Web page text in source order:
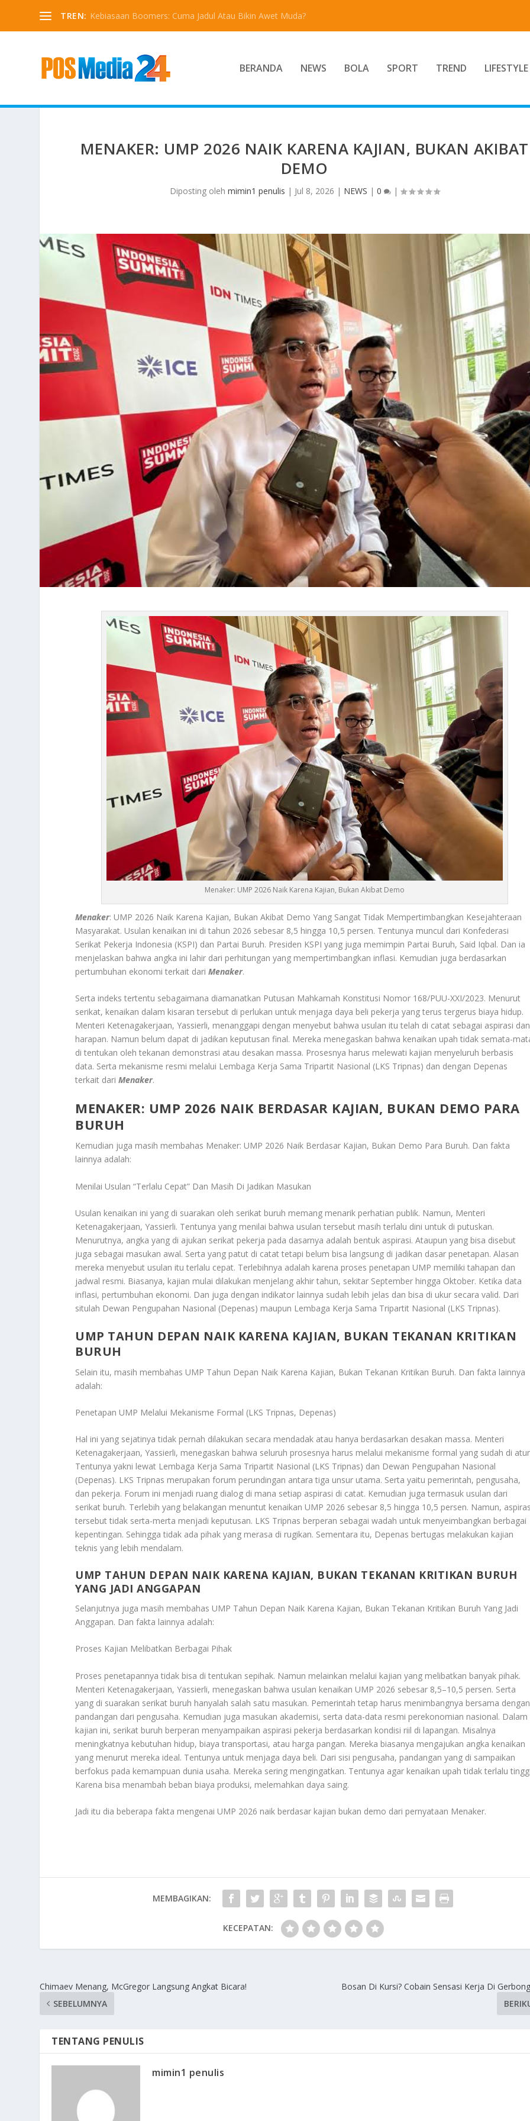
TREN: Kebiasaan Boomers: Cuma Jadul Atau Bikin Awet Muda?
BERANDA NEWS BOLA SPORT TREND LIFESTYLE
MENAKER: UMP 2026 NAIK KARENA KAJIAN, BUKAN AKIBAT
DEMO
Diposting oleh mimin1 penulis | Jul 8, 2026 | NEWS | 0 |
Menaker: UMP 2026 Naik Karena Kajian, Bukan Akibat Demo
Menaker: UMP 2026 Naik Karena Kajian, Bukan Akibat Demo Yang Sangat Tidak Mempertimbangkan Kesejahteraan
Masyarakat. Usulan kenaikan ini di tahun 2026 sebesar 8,5 hingga 10,5 persen. Tentunya muncul dari Konfederasi
Serikat Pekerja Indonesia (KSPI) dan Partai Buruh. Presiden KSPI yang juga memimpin Partai Buruh, Said Iqbal. Dan ia
menjelaskan bahwa angka ini lahir dari perhitungan yang mempertimbangkan inflasi. Kemudian juga berdasarkan
pertumbuhan ekonomi terkait dariMenaker.
Serta indeks tertentu sebagaimana diamanatkan Putusan Mahkamah Konstitusi Nomor 168/PUU-XXI/2023. Menurut
serikat, kenaikan dalam kisaran tersebut di perlukan untuk menjaga daya beli pekerja yang terus tergerus biaya hidup.
Menteri Ketenagakerjaan, Yassierli, menanggapi dengan menyebut bahwa usulan itu telah di catat sebagai aspirasi dan
harapan. Namun belum dapat di jadikan keputusan final. Mereka menegaskan bahwa kenaikan upah tidak semata-
di tentukan oleh tekanan demonstrasi atau desakan massa. Prosesnya harus melewati kajian menyeluruh berbasis
data. Serta mekanisme resmi melalui Lembaga Kerja Sama Tripartit Nasional (LKS Tripnas) dan dengan Depenas
terkait dariMenaker.
MENAKER: UMP 2026 NAIK BERDASAR KAJIAN, BUKAN DEMO PARA
BURUH
Kemudian juga masih membahas Menaker: UMP 2026 Naik Berdasar Kajian, Bukan Demo Para Buruh. Dan fakta
lainnya adalah:
Menilai Usulan “Terlalu Cepat” Dan Masih Di Jadikan Masukan
Usulan kenaikan ini yang di suarakan oleh serikat buruh memang menarik perhatian publik. Namun, Menteri
Ketenagakerjaan, Yassierli. Tentunya yang menilai bahwa usulan tersebut masih terlalu dini untuk di putuskan.
Menurutnya, angka yang di ajukan serikat pekerja pada dasarnya adalah bentuk aspirasi. Ataupun yang bisa disebut
juga sebagai masukan awal. Serta yang patut di catat tetapi belum bisa langsung di jadikan dasar penetapan. Alasan
mereka menyebut usulan itu terlalu cepat. Terlebihnya adalah karena proses penetapan UMP memiliki tahapan dan
jadwal resmi. Biasanya, kajian mulai dilakukan menjelang akhir tahun, sekitar September hingga Oktober. Ketika data
inflasi, pertumbuhan ekonomi. Dan juga dengan indikator lainnya sudah lebih jelas dan bisa di ukur secara valid. Dari
situlah Dewan Pengupahan Nasional (Depenas) maupun Lembaga Kerja Sama Tripartit Nasional (LKS Tripnas).
UMP TAHUN DEPAN NAIK KARENA KAJIAN, BUKAN TEKANAN KRITIKAN
BURUH
Selain itu, masih membahas UMP Tahun Depan Naik Karena Kajian, Bukan Tekanan Kritikan Buruh. Dan fakta lainnya
adalah:
Penetapan UMP Melalui Mekanisme Formal (LKS Tripnas, Depenas)
Hal ini yang sejatinya tidak pernah dilakukan secara mendadak atau hanya berdasarkan desakan massa. Menteri
Ketenagakerjaan, Yassierli, menegaskan bahwa seluruh prosesnya harus melalui mekanisme formal yang sudah di
Tentunya yakni lewat Lembaga Kerja Sama Tripartit Nasional (LKS Tripnas) dan Dewan Pengupahan Nasional
(Depenas). LKS Tripnas merupakan forum perundingan antara tiga unsur utama. Serta yaitu pemerintah, pengusaha,
dan pekerja. Forum ini menjadi ruang dialog di mana setiap aspirasi di catat. Kemudian juga termasuk usulan dari
serikat buruh. Terlebih yang belakangan menuntut kenaikan UMP 2026 sebesar 8,5 hingga 10,5 persen. Namun,
tersebut tidak serta-merta menjadi keputusan. LKS Tripnas berperan sebagai wadah untuk menyeimbangkan berbagai
kepentingan. Sehingga tidak ada pihak yang merasa di rugikan. Sementara itu, Depenas bertugas melakukan kajian
teknis yang lebih mendalam.
UMP TAHUN DEPAN NAIK KARENA KAJIAN, BUKAN TEKANAN KRITIKAN BURUH
YANG JADI ANGGAPAN
Selanjutnya juga masih membahas UMP Tahun Depan Naik Karena Kajian, Bukan Tekanan Kritikan Buruh Yang Jadi
Anggapan. Dan fakta lainnya adalah:
Proses Kajian Melibatkan Berbagai Pihak
Proses penetapannya tidak bisa di tentukan sepihak. Namun melainkan melalui kajian yang melibatkan banyak pihak.
Menteri Ketenagakerjaan, Yassierli, menegaskan bahwa usulan kenaikan UMP 2026 sebesar 8,5–10,5 persen. Serta
yang di suarakan serikat buruh hanyalah salah satu masukan. Pemerintah tetap harus menimbangnya bersama dengan
pandangan dari pengusaha. Kemudian juga masukan akademisi, serta data-data resmi perekonomian nasional. Dalam
kajian ini, serikat buruh berperan menyampaikan aspirasi pekerja berdasarkan kondisi riil di lapangan. Misalnya
meningkatnya kebutuhan hidup, biaya transportasi, atau harga pangan. Mereka biasanya mengajukan angka kenaikan
yang menurut mereka ideal. Tentunya untuk menjaga daya beli. Dari sisi pengusaha, pandangan yang di sampaikan
berfokus pada kemampuan dunia usaha. Mereka sering mengingatkan. Tentunya agar kenaikan upah tidak terlalu
Karena bisa menambah beban biaya produksi, melemahkan daya saing.
Jadi itu dia beberapa fakta mengenai UMP 2026 naik berdasar kajian bukan demo dari pernyataan Menaker.
MEMBAGIKAN:
KECEPATAN:
Chimaev Menang, McGregor Langsung Angkat Bicara!
SEBELUMNYA
Bosan Di Kursi? Cobain Sensasi Kerja Di
TENTANG PENULIS
mimin1 penulis